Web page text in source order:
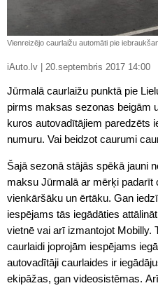
Vienreizējo caurlaižu automāti pie
iAuto.lv | 20.septembris 2017 14:00
Jūrmalā caurlaižu punktā pie
pirms maksas sezonas beigām
kuros autovadītājiem paredzēts
numuru. Vai beidzot caurumi
Šajā sezonā stājās spēkā jauni
maksu Jūrmalā ar mērķi padarīt
vienkāršāku un ērtāku. Gan
iespējams tās iegādāties
vietnē vai arī izmantojot Mobilly.
caurlaidi joprojām iespējams
autovadītāji caurlaides ir
ekipāžas, gan videosistēmas.